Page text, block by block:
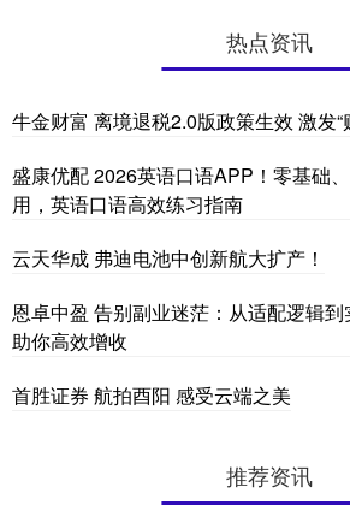
热点资讯
牛金财富 离境退税2.0版政策生效 激发“
盛康优配 2026英语口语APP！零基础
用，英语口语高效练习指南
云天华成 弗迪电池中创新航大扩产！
恩卓中盈 告别副业迷茫：从适配逻辑
助你高效增收
首胜证券 航拍酉阳 感受云端之美
推荐资讯